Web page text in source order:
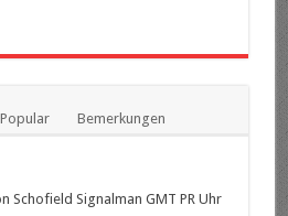
Popular Bemerkungen
Schofield Signalman GMT PR Uhr